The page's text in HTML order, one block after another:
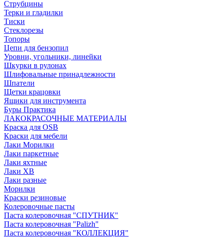
Струбцины
Терки и гладилки
Тиски
Стеклорезы
Топоры
Цепи для бензопил
Уровни, угольники, линейки
Шкурки в рулонах
Шлифовальные принадлежности
Шпатели
Щетки крацовки
Ящики для инструмента
Буры Практика
ЛАКОКРАСОЧНЫЕ МАТЕРИАЛЫ
Краска для OSB
Краски для мебели
Лаки Морилки
Лаки паркетные
Лаки яхтные
Лаки ХВ
Лаки разные
Морилки
Краски резиновые
Колеровочные пасты
Паста колеровочная "СПУТНИК"
Паста колеровочная "Palizh"
Паста колеровочная "КОЛЛЕКЦИЯ"